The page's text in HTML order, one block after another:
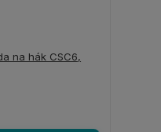
na hák CSC6,